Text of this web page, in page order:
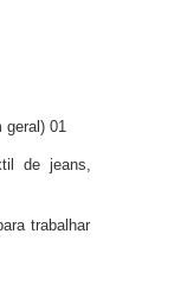
geral) 01
de jeans,
trabalhar